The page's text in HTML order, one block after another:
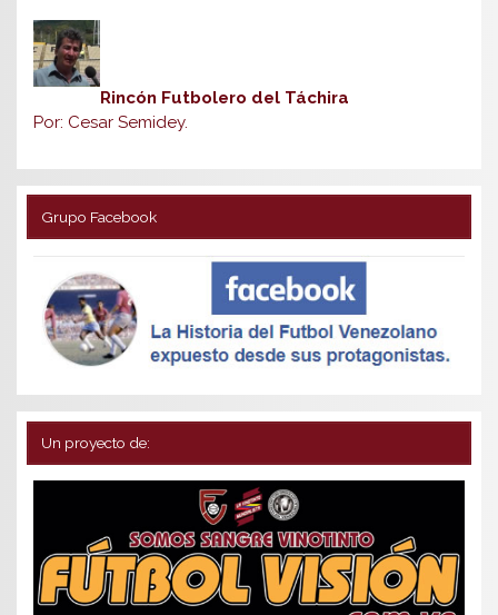
Rincón Futbolero del Táchira
Por: Cesar Semidey.
Grupo Facebook
Un proyecto de: